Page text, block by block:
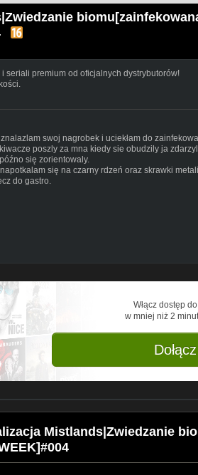
seriali premium od oficjalnych dystrybutorów!
swoj nagrobek i uciekłam do
poszly za mna kiedy sie obudzily ja
się zorientowaly.
się na czarny rdzeń oraz skrawki
do gastro.
ich baze musiał przyokazji zniszczyc ich
Po zabiciu Gjalla wypadlo z niego chyba
sobie ponieważ to aktualizacja testowa więc
odcinka pierwszego
Dorotka Crow
#gra #valheim #haldor #Gjall
Włącz dostęp
w mniej niż 2
Mistlands|Zwiedzanie